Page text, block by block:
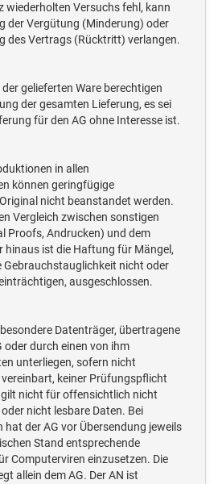
wiederholten Versuchs fehl, kann
der Vergütung (Minderung) oder
des Vertrags (Rücktritt) verlangen.
gelieferten Ware berechtigen
der gesamten Lieferung, es sei
für den AG ohne Interesse ist.
in allen
können geringfügige
nicht beanstandet werden.
Vergleich zwischen sonstigen
Proofs, Andrucken) und dem
hinaus ist die Haftung für Mängel,
Gebrauchstauglichkeit nicht oder
ausgeschlossen.
Datenträger, übertragene
oder durch einen von ihm
unterliegen, sofern nicht
keiner Prüfungspflicht
gilt nicht für offensichtlich nicht
nicht lesbare Daten. Bei
der AG vor Übersendung jeweils
Stand entsprechende
Computerviren einzusetzen. Die
allein dem AG. Der AN ist